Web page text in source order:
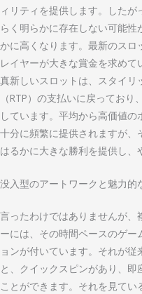
ィリティを提供します。した
らく明らかに存在しない可能
かに高くなります。最新のス
レイヤーが大きな賞金を求めて
真新しいスロットは、スタイリ
（RTP）の支払いに戻ってお
しています。平均から高価値
十分に頻繁に提供されますが、
はるかに大きな勝利を提供し、
没入型のアートワークと魅力的
言ったわけではありませんが、
ーには、その時間ペースのゲ
ョンが付いています。それが
と、クイックスピンがあり、
ことができます。それを見て